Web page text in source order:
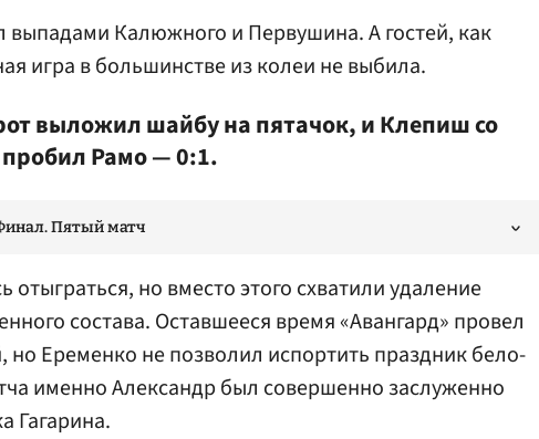
выпадами Калюжного и Первушина. А гостей, как
игра в большинстве из колеи не выбила.
выложил шайбу на пятачок, и Клепиш со
Рамо — 0:1.
Пятый матч
отыграться, но вместо этого схватили удаление
состава. Оставшееся время «Авангард» провел
но Еременко не позволил испортить праздник бело-
именно Александр был совершенно заслуженно
Гагарина.